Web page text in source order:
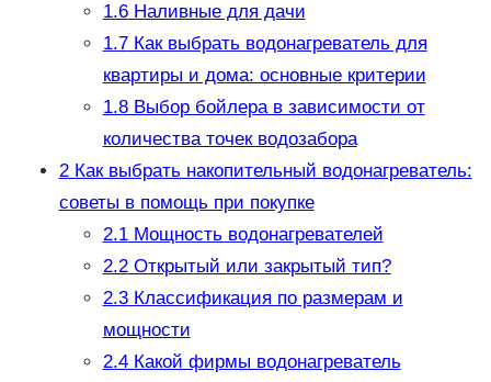
1.6Наливные для дачи
1.7Как выбрать водонагреватель для
квартиры и дома: основные критерии
1.8Выбор бойлера в зависимости от
количества точек водозабора
2Как выбрать накопительный водонагреватель:
советы в помощь при покупке
2.1Мощность водонагревателей
2.2Открытый или закрытый тип?
2.3Классификация по размерам и
мощности
2.4Какой фирмы водонагреватель